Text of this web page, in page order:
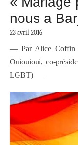
nous a
23 avril 2016
— Par Alice Coffin
Ouiouioui, co-
LGBT) —